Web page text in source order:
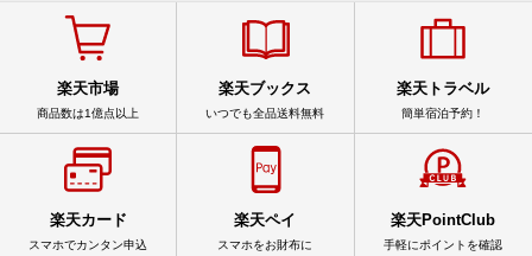
楽天市場
商品数は1億点以上
楽天ブックス
いつでも全品送料無料
楽天トラベル
簡単宿泊予約！
楽天カード
スマホでカンタン申込
楽天ペイ
スマホをお財布に
楽天PointClub
手軽にポイントを確認